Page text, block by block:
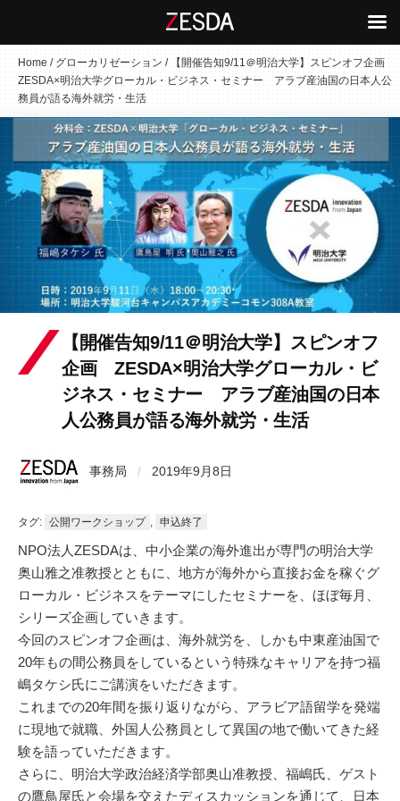
コ
ン
テ
へ
ス
Home /グローカリゼーション / 【開催告知9/11＠明治大学】スピンオフ企画
ZESDA×明治大学グローカル・ビジネス・セミナー アラブ産油国の日本人公
務員が語る海外就労・生活
【開催告知9/11＠明治大学】スピンオフ
企画 ZESDA×明治大学グローカル・ビ
ジネス・セミナー アラブ産油国の日本
人公務員が語る海外就労・生活
事務局 / 2019年9月8日
タグ: 公開ワークショップ , 申込終了
NPO法人ZESDAは、中小企業の海外進出が専門の明治大学
奥山雅之准教授とともに、地方が海外から直接お金を稼ぐグ
ローカル・ビジネスをテーマにしたセミナーを、ほぼ毎月、
シリーズ企画していきます。
今回のスピンオフ企画は、海外就労を、しかも中東産油国で
20年もの間公務員をしているという特殊なキャリアを持つ福
嶋タケシ氏にご講演をいただきます。
これまでの20年間を振り返りながら、アラビア語留学を発端
に現地で就職、外国人公務員として異国の地で働いてきた経
験を語っていただきます。
さらに、明治大学政治経済学部奥山准教授、福嶋氏、ゲスト
の鷹鳥屋氏と会場を交えたディスカッションを通じて、日本